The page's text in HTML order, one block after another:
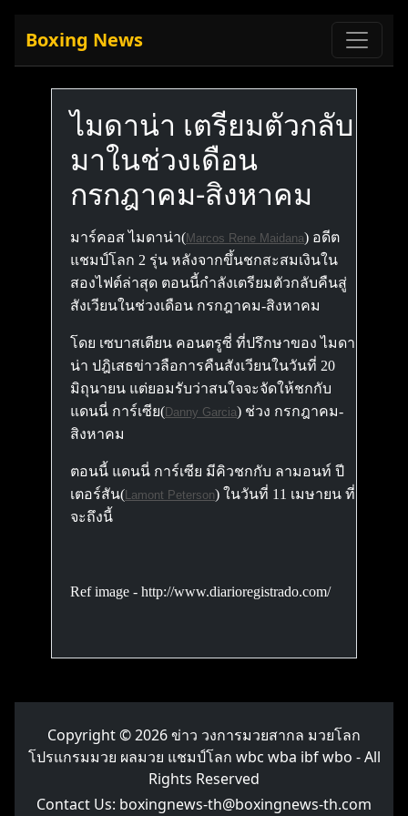
Boxing News
ไมดาน่า เตรียมตัวกลับ
มาในช่วงเดือน
กรกฎาคม-สิงหาคม
มาร์คอส ไมดาน่า(Marcos Rene Maidana) อดีต
แชมป์โลก 2 รุ่น หลังจากขึ้นชกสะสมเงินใน
สองไฟต์ล่าสุด ตอนนี้กำลังเตรียมตัวกลับคืนสู่
สังเวียนในช่วงเดือน กรกฎาคม-สิงหาคม
โดย เซบาสเตียน คอนตรูซี่ ที่ปรึกษาของ ไมดา
น่า ปฎิเสธข่าวลือการคืนสังเวียนในวันที่ 20
มิถุนายน แต่ยอมรับว่าสนใจจะจัดให้ชกกับ
แดนนี่ การ์เซีย(Danny Garcia) ช่วง กรกฎาคม-
สิงหาคม
ตอนนี้ แดนนี่ การ์เซีย มีคิวชกกับ ลามอนท์ ปี
เตอร์สัน(Lamont Peterson) ในวันที่ 11 เมษายน ที่
จะถึงนี้
Ref image - http://www.diarioregistrado.com/
Copyright © 2026ข่าว วงการมวยสากล มวยโลก
โปรแกรมมวย ผลมวย แชมป์โลก wbc wba ibf wbo - All
Rights Reserved
Contact Us: boxingnews-th@boxingnews-th.com